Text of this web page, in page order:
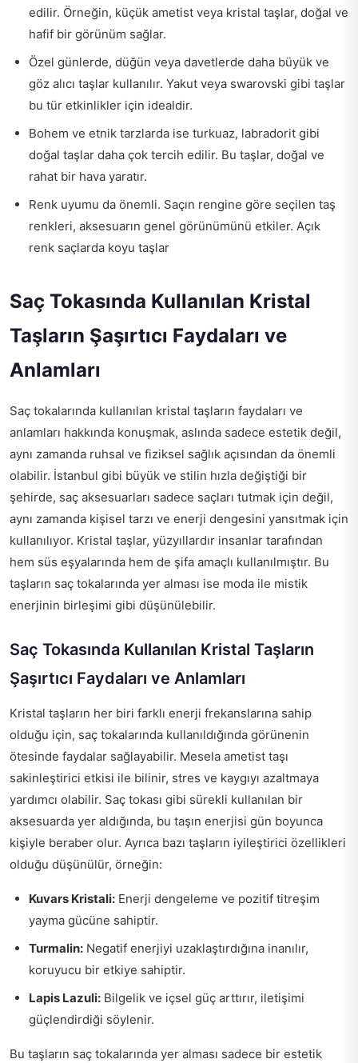
edilir. Örneğin, küçük ametist veya kristal taşlar, doğal ve
hafif bir görünüm sağlar.
Özel günlerde, düğün veya davetlerde daha büyük ve
göz alıcı taşlar kullanılır. Yakut veya swarovski gibi taşlar
bu tür etkinlikler için idealdir.
Bohem ve etnik tarzlarda ise turkuaz, labradorit gibi
doğal taşlar daha çok tercih edilir. Bu taşlar, doğal ve
rahat bir hava yaratır.
Renk uyumu da önemli. Saçın rengine göre seçilen taş
renkleri, aksesuarın genel görünümünü etkiler. Açık
renk saçlarda koyu taşlar
Saç Tokasında Kullanılan Kristal
Taşların Şaşırtıcı Faydaları ve
Anlamları
Saç tokalarında kullanılan kristal taşların faydaları ve
anlamları hakkında konuşmak, aslında sadece estetik değil,
aynı zamanda ruhsal ve fiziksel sağlık açısından da önemli
olabilir. İstanbul gibi büyük ve stilin hızla değiştiği bir
şehirde, saç aksesuarları sadece saçları tutmak için değil,
aynı zamanda kişisel tarzı ve enerji dengesini yansıtmak için
kullanılıyor. Kristal taşlar, yüzyıllardır insanlar tarafından
hem süs eşyalarında hem de şifa amaçlı kullanılmıştır. Bu
taşların saç tokalarında yer alması ise moda ile mistik
enerjinin birleşimi gibi düşünülebilir.
Saç Tokasında Kullanılan Kristal Taşların
Şaşırtıcı Faydaları ve Anlamları
Kristal taşların her biri farklı enerji frekanslarına sahip
olduğu için, saç tokalarında kullanıldığında görünenin
ötesinde faydalar sağlayabilir. Mesela ametist taşı
sakinleştirici etkisi ile bilinir, stres ve kaygıyı azaltmaya
yardımcı olabilir. Saç tokası gibi sürekli kullanılan bir
aksesuarda yer aldığında, bu taşın enerjisi gün boyunca
kişiyle beraber olur. Ayrıca bazı taşların iyileştirici özellikleri
olduğu düşünülür, örneğin:
Kuvars Kristali: Enerji dengeleme ve pozitif titreşim
yayma gücüne sahiptir.
Turmalin: Negatif enerjiyi uzaklaştırdığına inanılır,
koruyucu bir etkiye sahiptir.
Lapis Lazuli: Bilgelik ve içsel güç arttırır, iletişimi
güçlendirdiği söylenir.
Bu taşların saç tokalarında yer alması sadece bir estetik